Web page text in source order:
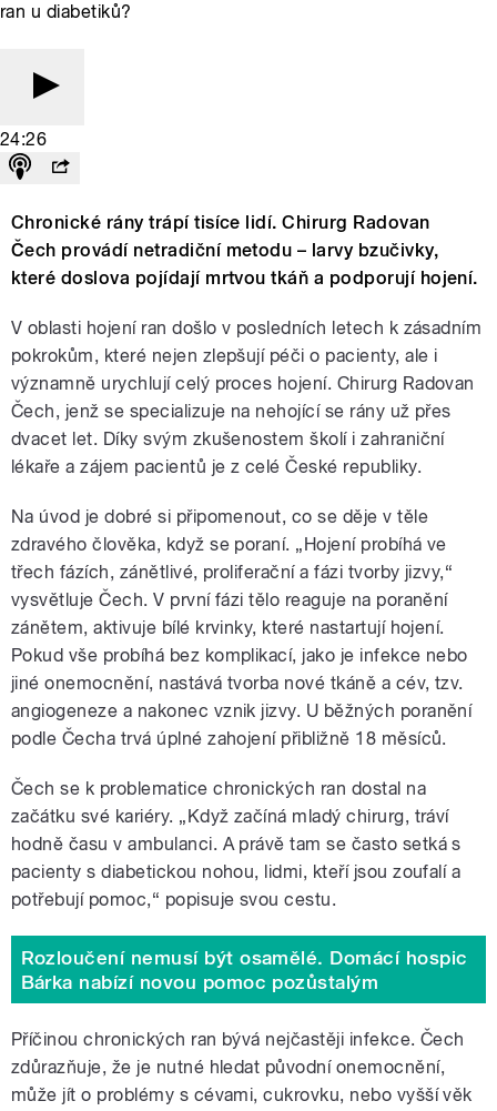
ran u diabetiků?
24:26
Chronické rány trápí tisíce lidí. Chirurg Radovan
Čech provádí netradiční metodu – larvy bzučivky,
které doslova pojídají mrtvou tkáň a podporují hojení.
V oblasti hojení ran došlo v posledních letech k zásadním
pokrokům, které nejen zlepšují péči o pacienty, ale i
významně urychlují celý proces hojení. Chirurg Radovan
Čech, jenž se specializuje na nehojící se rány už přes
dvacet let. Díky svým zkušenostem školí i zahraniční
lékaře a zájem pacientů je z celé České republiky.
Na úvod je dobré si připomenout, co se děje v těle
zdravého člověka, když se poraní. „Hojení probíhá ve
třech fázích, zánětlivé, proliferační a fázi tvorby jizvy,“
vysvětluje Čech. V první fázi tělo reaguje na poranění
zánětem, aktivuje bílé krvinky, které nastartují hojení.
Pokud vše probíhá bez komplikací, jako je infekce nebo
jiné onemocnění, nastává tvorba nové tkáně a cév, tzv.
angiogeneze a nakonec vznik jizvy. U běžných poranění
podle Čecha trvá úplné zahojení přibližně 18 měsíců.
Čech se k problematice chronických ran dostal na
začátku své kariéry. „Když začíná mladý chirurg, tráví
hodně času v ambulanci. A právě tam se často setká s
pacienty s diabetickou nohou, lidmi, kteří jsou zoufalí a
potřebují pomoc,“ popisuje svou cestu.
Rozloučení nemusí být osamělé. Domácí hospic
Bárka nabízí novou pomoc pozůstalým
Příčinou chronických ran bývá nejčastěji infekce. Čech
zdůrazňuje, že je nutné hledat původní onemocnění,
může jít o problémy s cévami, cukrovku, nebo vyšší věk